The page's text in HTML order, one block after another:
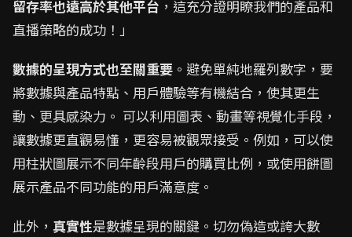
留存率也遠高於其他平台 ，這充分證明瞭我們的產品和
直播策略的成功！」
數據的呈現方式也至關重要 。避免單純地羅列數字，要
將數據與產品特點、用戶體驗等有機結合，使其更生
動、更具感染力。 可以利用圖表、動畫等視覺化手段，
讓數據更直觀易懂，更容易被觀眾接受。例如，可以使
用柱狀圖展示不同年齡段用戶的購買比例，或使用餅圖
展示產品不同功能的用戶滿意度。
此外， 真實性是數據呈現的關鍵。切勿偽造或誇大數